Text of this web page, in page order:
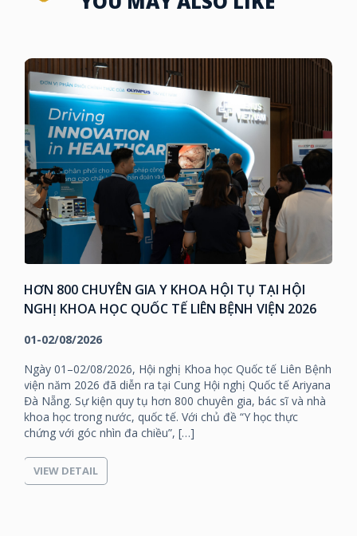
HƠN 800 CHUYÊN GIA Y KHOA HỘI TỤ TẠI HỘI
NGHỊ KHOA HỌC QUỐC TẾ LIÊN BỆNH VIỆN 2026
01-02/08/2026
Ngày 01–02/08/2026, Hội nghị Khoa học Quốc tế Liên Bệnh
viện năm 2026 đã diễn ra tại Cung Hội nghị Quốc tế Ariyana
Đà Nẵng. Sự kiện quy tụ hơn 800 chuyên gia, bác sĩ và nhà
khoa học trong nước, quốc tế. Với chủ đề “Y học thực
chứng với góc nhìn đa chiều”, […]
VIEW DETAIL